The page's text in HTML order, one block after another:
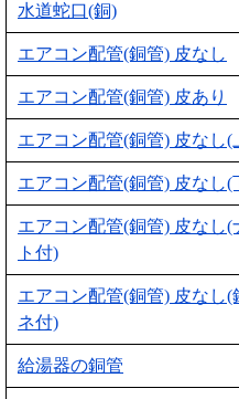
水道蛇口(銅)
エアコン配管(銅管) 皮なし
エアコン配管(銅管) 皮あり
エアコン配管(銅管) 皮なし(
エアコン配管(銅管) 皮なし(
エアコン配管(銅管) 皮なし(
ト付)
エアコン配管(銅管) 皮なし(
ネ付)
給湯器の銅管